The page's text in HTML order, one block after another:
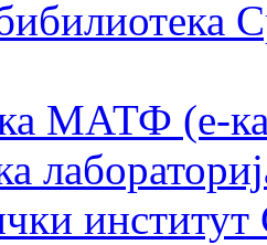
МАТФ (е-